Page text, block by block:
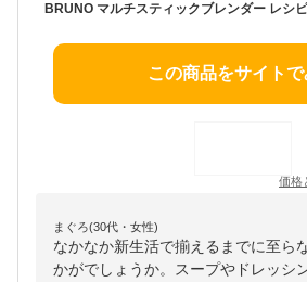
この商品をサイトで
価格
まぐろ(30代・女性)
なかなか新生活で揃えるまでに至ら
かがでしょうか。スープやドレッシ